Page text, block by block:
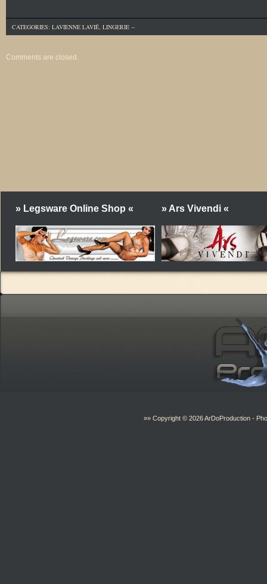
CATEGORIES: LAVIENNE LAVIÉ, LINGERIE --
Comments are closed.
» Legsware Online Shop « » Ars Vivendi «
»» Copyright © 2026ArDoProduction -